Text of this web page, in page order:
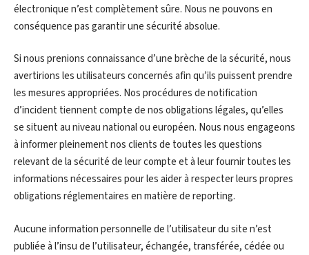
électronique n’est complètement sûre. Nous ne pouvons en
conséquence pas garantir une sécurité absolue.
Si nous prenions connaissance d’une brèche de la sécurité, nous
avertirions les utilisateurs concernés afin qu’ils puissent prendre
les mesures appropriées. Nos procédures de notification
d’incident tiennent compte de nos obligations légales, qu’elles
se situent au niveau national ou européen. Nous nous engageons
à informer pleinement nos clients de toutes les questions
relevant de la sécurité de leur compte et à leur fournir toutes les
informations nécessaires pour les aider à respecter leurs propres
obligations réglementaires en matière de reporting.
Aucune information personnelle de l’utilisateur du site n’est
publiée à l’insu de l’utilisateur, échangée, transférée, cédée ou